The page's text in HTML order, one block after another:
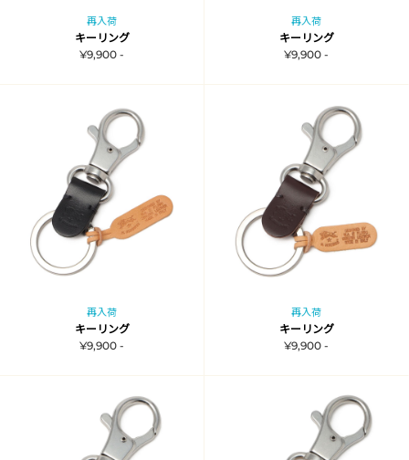
再入荷
キーリング
¥9,900 -
再入荷
キーリング
¥9,900 -
再入荷
キーリング
¥9,900 -
再入荷
キーリング
¥9,900 -